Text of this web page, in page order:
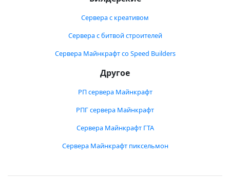
Сервера с креативом
Сервера с битвой строителей
Сервера Майнкрафт со Speed Builders
Другое
РП сервера Майнкрафт
РПГ сервера Майнкрафт
Сервера Майнкрафт ГТА
Сервера Майнкрафт пиксельмон